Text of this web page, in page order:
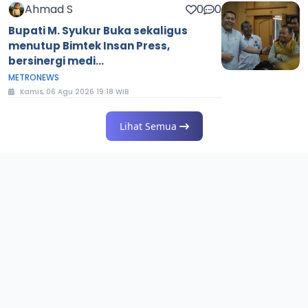
Ahmad S 0 0
Bupati M. Syukur Buka sekaligus
menutup Bimtek Insan Press,
bersinergi medi...
METRONEWS
Kamis, 06 Agu 2026 19:18 WIB
Lihat Semua